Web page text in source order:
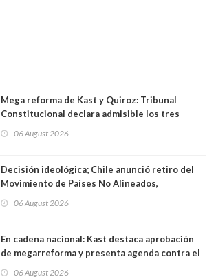
Mega reforma de Kast y Quiroz: Tribunal
Constitucional declara admisible los tres
06 August 2026
Decisión ideológica; Chile anunció retiro del
Movimiento de Países No Alineados,
1971. Excanciller Insulza lamentó decisión
06 August 2026
En cadena nacional: Kast destaca aprobación
de megarreforma y presenta agenda contra el
06 August 2026